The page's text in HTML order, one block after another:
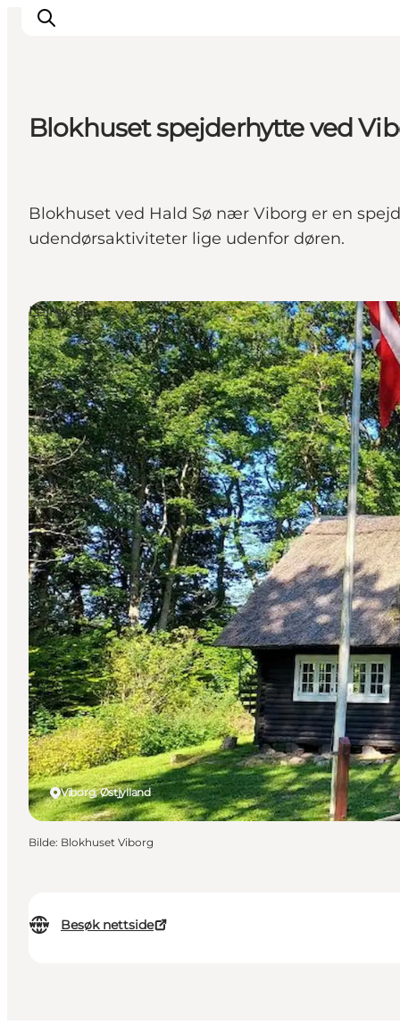
Aktiviteter
Overnatting
Planlegg reisen
Blokhuset spejderhytte ved
Blokhuset ved Hald Sø nær Viborg er en
udendørsaktiviteter lige udenfor døren.
Besøk nettside
Viborg, Østjylland
Lejrskoler
Bilde: Blokhuset Viborg